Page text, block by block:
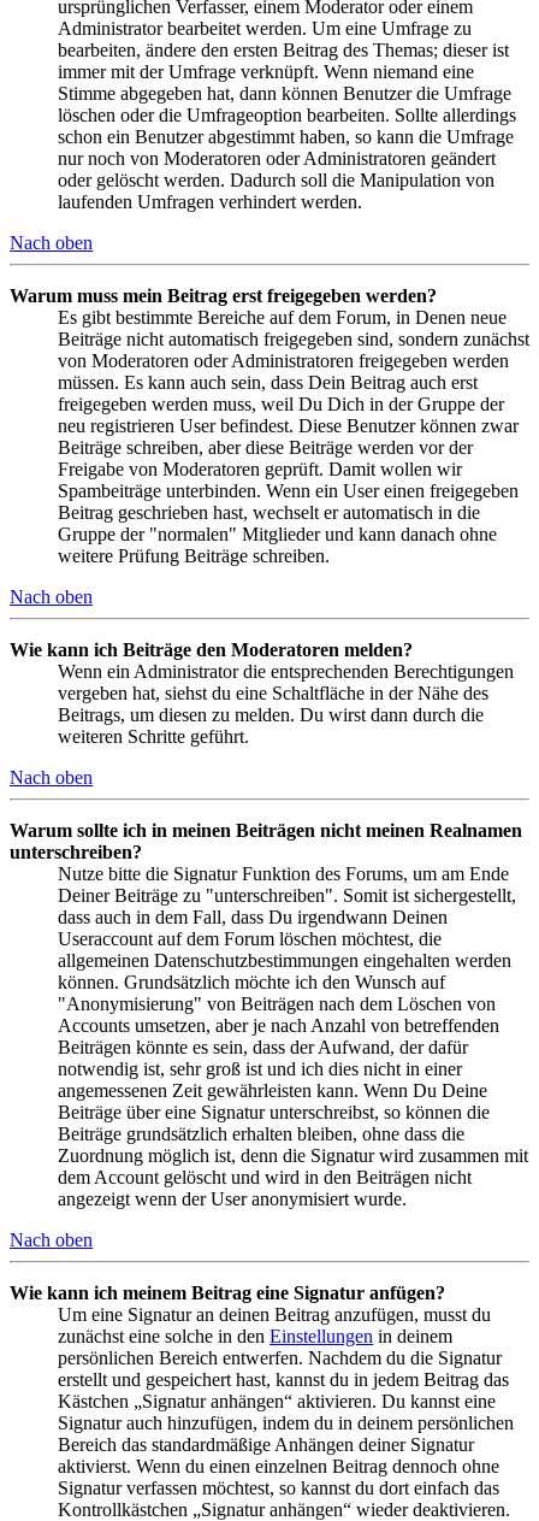
ursprünglichen Verfasser, einem Moderator oder einem
Administrator bearbeitet werden. Um eine Umfrage zu
bearbeiten, ändere den ersten Beitrag des Themas; dieser ist
immer mit der Umfrage verknüpft. Wenn niemand eine
Stimme abgegeben hat, dann können Benutzer die Umfrage
löschen oder die Umfrageoption bearbeiten. Sollte allerdings
schon ein Benutzer abgestimmt haben, so kann die Umfrage
nur noch von Moderatoren oder Administratoren geändert
oder gelöscht werden. Dadurch soll die Manipulation von
laufenden Umfragen verhindert werden.
Nach oben
Warum muss mein Beitrag erst freigegeben werden?
Es gibt bestimmte Bereiche auf dem Forum, in Denen neue
Beiträge nicht automatisch freigegeben sind, sondern zunächst
von Moderatoren oder Administratoren freigegeben werden
müssen. Es kann auch sein, dass Dein Beitrag auch erst
freigegeben werden muss, weil Du Dich in der Gruppe der
neu registrieren User befindest. Diese Benutzer können zwar
Beiträge schreiben, aber diese Beiträge werden vor der
Freigabe von Moderatoren geprüft. Damit wollen wir
Spambeiträge unterbinden. Wenn ein User einen freigegeben
Beitrag geschrieben hast, wechselt er automatisch in die
Gruppe der "normalen" Mitglieder und kann danach ohne
weitere Prüfung Beiträge schreiben.
Nach oben
Wie kann ich Beiträge den Moderatoren melden?
Wenn ein Administrator die entsprechenden Berechtigungen
vergeben hat, siehst du eine Schaltfläche in der Nähe des
Beitrags, um diesen zu melden. Du wirst dann durch die
weiteren Schritte geführt.
Nach oben
Warum sollte ich in meinen Beiträgen nicht meinen Realnamen
unterschreiben?
Nutze bitte die Signatur Funktion des Forums, um am Ende
Deiner Beiträge zu "unterschreiben". Somit ist sichergestellt,
dass auch in dem Fall, dass Du irgendwann Deinen
Useraccount auf dem Forum löschen möchtest, die
allgemeinen Datenschutzbestimmungen eingehalten werden
können. Grundsätzlich möchte ich den Wunsch auf
"Anonymisierung" von Beiträgen nach dem Löschen von
Accounts umsetzen, aber je nach Anzahl von betreffenden
Beiträgen könnte es sein, dass der Aufwand, der dafür
notwendig ist, sehr groß ist und ich dies nicht in einer
angemessenen Zeit gewährleisten kann. Wenn Du Deine
Beiträge über eine Signatur unterschreibst, so können die
Beiträge grundsätzlich erhalten bleiben, ohne dass die
Zuordnung möglich ist, denn die Signatur wird zusammen mit
dem Account gelöscht und wird in den Beiträgen nicht
angezeigt wenn der User anonymisiert wurde.
Nach oben
Wie kann ich meinem Beitrag eine Signatur anfügen?
Um eine Signatur an deinen Beitrag anzufügen, musst du
zunächst eine solche in den Einstellungen in deinem
persönlichen Bereich entwerfen. Nachdem du die Signatur
erstellt und gespeichert hast, kannst du in jedem Beitrag das
Kästchen „Signatur anhängen“ aktivieren. Du kannst eine
Signatur auch hinzufügen, indem du in deinem persönlichen
Bereich das standardmäßige Anhängen deiner Signatur
aktivierst. Wenn du einen einzelnen Beitrag dennoch ohne
Signatur verfassen möchtest, so kannst du dort einfach das
Kontrollkästchen „Signatur anhängen“ wieder deaktivieren.